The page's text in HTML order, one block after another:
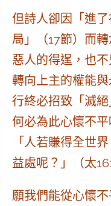
但詩人卻因「進
局」（17節）而
惡人的得逞，也
轉向上主的權能
行終必招致「滅
何必為此心懷不
「人若賺得全世
益處呢？」（太
願我們能從心懷